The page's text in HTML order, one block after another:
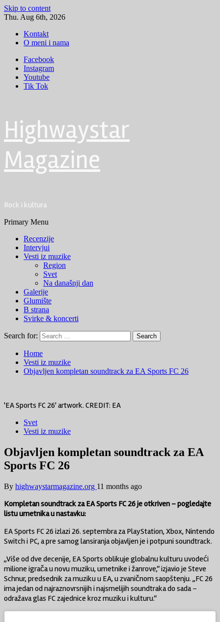
Skip to content
Thu. Aug 6th, 2026
Kontakt
O meni i nama
Facebook
Instagram
Youtube
Tik Tok
Highwaystar
Magazine
Rock i kultura
Primary Menu
Recenzije
Intervjui
Vesti iz muzike
Region
Svet
Na današnji dan
Galerije
Glumište
B strana
Svirke & koncerti
Search for:
Home
Vesti iz muzike
Objavljen kompletan soundtrack za EA Sports FC 26
'EA Sports FC 26' artwork. CREDIT: EA
Svet
Vesti iz muzike
Objavljen kompletan soundtrack za EA
Sports FC 26
By highwaystarmagazine.org 11 months ago
Kompletan soundtrack za EA Sports FC 26 je otkriven – pogledajte
listu umetnika u nastavku:
EA Sports FC 26 izlazi 26. septembra za PlayStation, Xbox, Nintendo
Switch i PC, a pre samog lansiranja objavljen je i potpuni soundtrack.
„Više od dve decenije, EA Sports oblikuje globalnu kulturu uvodeći
milione igrača u novu muziku, umetnike i žanrove,“ izjavio je Steve
Schnur, predsednik za muziku u EA, u zvaničnom saopštenju. „FC 26
ima jedan od najraznovrsnijih i najsmelijih soundtraka do sada –
odražava glas FC zajednice kroz muziku i kulturu.“